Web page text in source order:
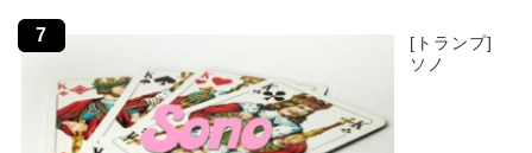
[トランプ]
ソノ